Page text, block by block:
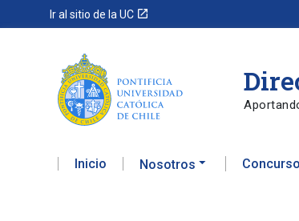
Ir al sitio de la UC launch
Inicio Nosotros